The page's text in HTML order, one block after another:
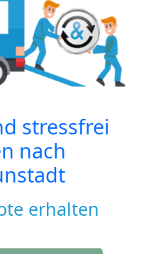
stressfrei
nach
erhalten